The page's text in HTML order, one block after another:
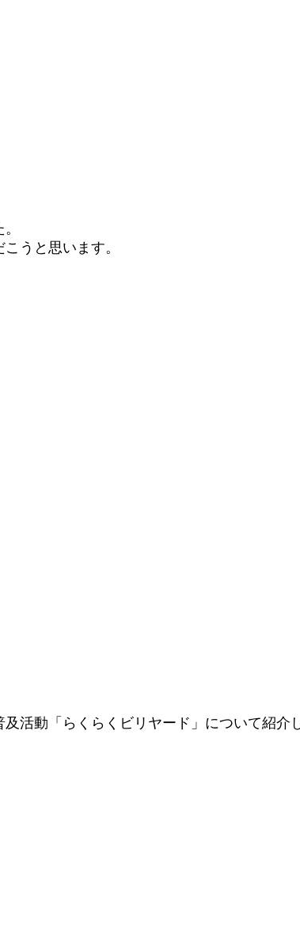
うと思います。
活動「らくらくビリヤード」について紹介